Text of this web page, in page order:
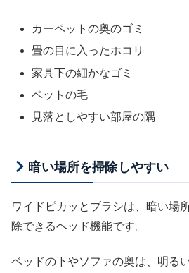
カーペットの奥のゴミ
畳の目に入ったホコリ
家具下の細かなゴミ
ペットの毛
見落としやすい部屋の隅
暗い場所を掃除しやすい
ワイドピカッとブラシは、暗い場
除できるヘッド機能です。
ベッドの下やソファの奥は、明る